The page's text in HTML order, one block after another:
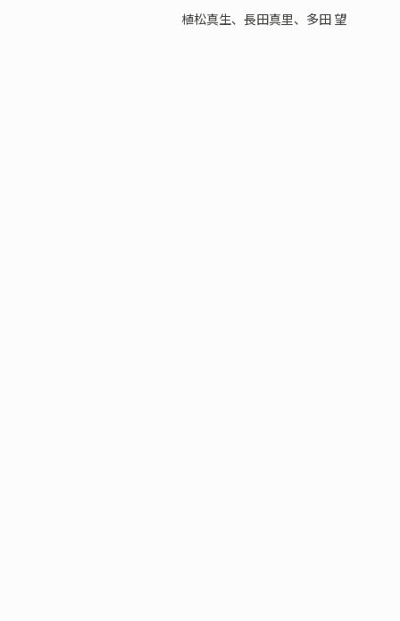
植松真生、長田真里、多田 望